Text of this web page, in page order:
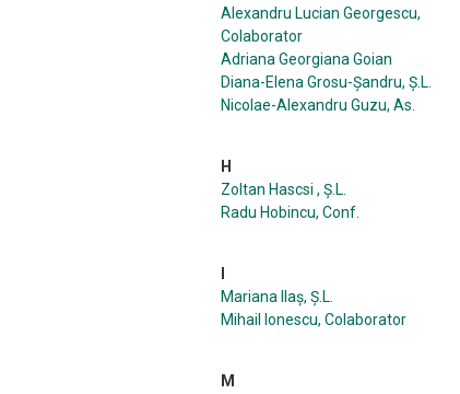
Alexandru Lucian Georgescu,
Colaborator
Adriana Georgiana Goian
Diana-Elena Grosu-Șandru, Ș.L.
Nicolae-Alexandru Guzu, As.
H
Zoltan Hascsi , Ș.L.
Radu Hobincu, Conf.
Mariana Ilaş, Ș.L.
Mihail Ionescu, Colaborator
M